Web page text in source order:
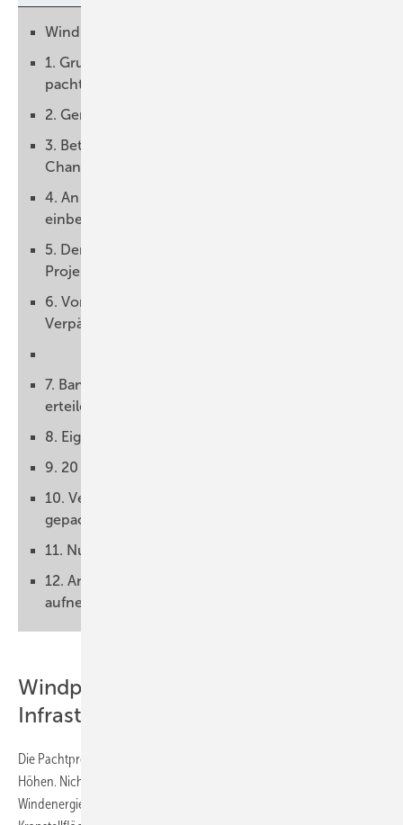
Windparks brauchen Platz und Infrastruktur
1. Grundstücke für Windpark kaufen oder
pachten?
2. Gemeinde als Partner sehen
3. Beteiligung der Grundstückeigentümer als
Chance
4. An "Puffer" denken und Nachbargrundstücke
einbeziehen
5. Der Inhalt des Pachtvertrags muss zum
Projekt und den Beteiligten passen!
6. Vorsicht bei privaten
Verpächtern: Haustürwiderrufsrecht!
7. Banken als Sicherheit ein Eintrittsrecht
erteilen
8. Eigentum an Windenergieanlagen schützen
9. 20 Jahre Laufzeit der Pachtverträge
10. Verpächterpfandrecht und Veräußerung des
gepachteten Grundstücks
11. Nutzungsentgelt für Verpächter
12. Anlagenbetreiber-Daten ins Grundbuch
aufnehmen
Windparks brauchen Platz und
Infrastruktur
Die Pachtpreise für Gelände steigen zum Teil in abenteuerliche
Höhen. Nichtsdestotrotz werden für die Errichtung von
Windenergieanlagen, erforderliche Stromleitungen, Zuwegungen,